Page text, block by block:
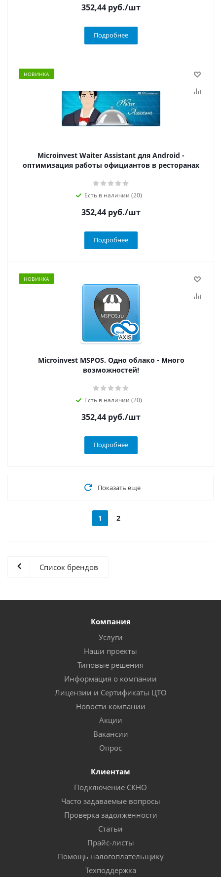
352,44 руб./шт
Подробнее
НОВИНКА
Microinvest Waiter Assistant для Android -
оптимизация работы официантов в ресторанах
Есть в наличии (20)
352,44 руб./шт
Подробнее
НОВИНКА
Microinvest MSPOS. Одно облако - Много
возможностей!
Есть в наличии (20)
352,44 руб./шт
Подробнее
Показать еще
1 2
Список брендов
Компания
Услуги
Наши проекты
Типовые решения
Информация о компании
Лицензии и Сертификаты ЦТО
Новости компании
Акции
Вакансии
Опрос
Клиентам
Подключение СКНО
Часто задаваемые вопросы
Проверка задолженности
Статьи
Прайс-листы
Помощь налогоплательщику
Техподдержка